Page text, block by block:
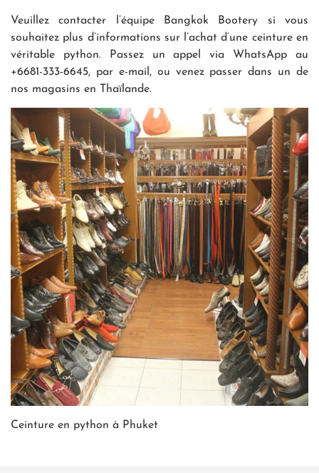
Veuillez contacter l’équipe Bangkok Bootery si vous
souhaitez plus d’informations sur l’achat d’une ceinture en
véritable python. Passez un appel via WhatsApp au
+6681-333-6645, par e-mail, ou venez passer dans un de
nos magasins en Thaïlande.
Ceinture en python à Phuket